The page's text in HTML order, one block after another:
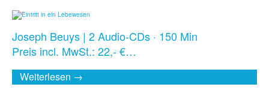
Joseph Beuys | 2 Audio-CDs · 150 Min
Preis incl. MwSt.: 22,- €…
Weiterlesen →